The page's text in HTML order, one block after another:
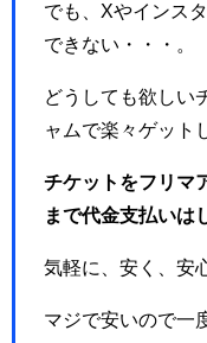
でも、Xやインス
できない・・・。
どうしても欲しい
ャムで楽々ゲット
チケットをフリマ
まで代金支払いは
気軽に、安く、安
マジで安いので一